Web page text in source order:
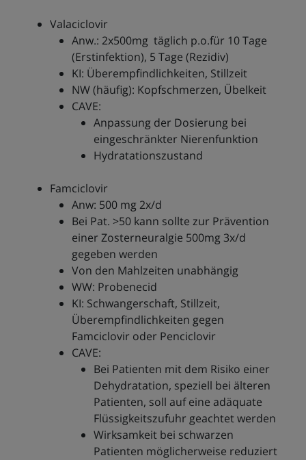
Valaciclovir
Anw.: 2x500mg täglich p.o.für 10 Tage
(Erstinfektion), 5 Tage (Rezidiv)
KI: Überempfindlichkeiten, Stillzeit
NW (häufig): Kopfschmerzen, Übelkeit
CAVE:
Anpassung der Dosierung bei
eingeschränkter Nierenfunktion
Hydratationszustand
Famciclovir
Anw: 500 mg 2x/d
Bei Pat. >50 kann sollte zur Prävention
einer Zosterneuralgie 500mg 3x/d
gegeben werden
Von den Mahlzeiten unabhängig
WW: Probenecid
KI: Schwangerschaft, Stillzeit,
Überempfindlichkeiten gegen
Famciclovir oder Penciclovir
CAVE:
Bei Patienten mit dem Risiko einer
Dehydratation, speziell bei älteren
Patienten, soll auf eine adäquate
Flüssigkeitszufuhr geachtet werden
Wirksamkeit bei schwarzen
Patienten möglicherweise reduziert